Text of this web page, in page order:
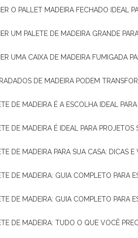
O PALLET MADEIRA FECHADO IDEAL
UM PALETE DE MADEIRA GRANDE
UMA CAIXA DE MADEIRA FUMIGADA
DE MADEIRA PODEM
DE MADEIRA É A ESCOLHA IDEAL
DE MADEIRA É IDEAL PARA
DE MADEIRA PARA SUA CASA: DICAS
DE MADEIRA: GUIA COMPLETO PARA
DE MADEIRA: GUIA COMPLETO PARA
DE MADEIRA: TUDO O QUE VOCÊ